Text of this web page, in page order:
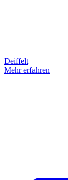
Deiffelt
Mehr erfahren